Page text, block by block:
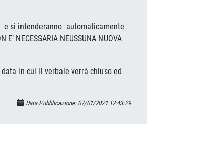
e si intenderanno automaticamente
NECESSARIA NEUSSUNA NUOVA
in cui il verbale verrà chiuso ed
Data Pubblicazione: 07/01/2021 12:43:29